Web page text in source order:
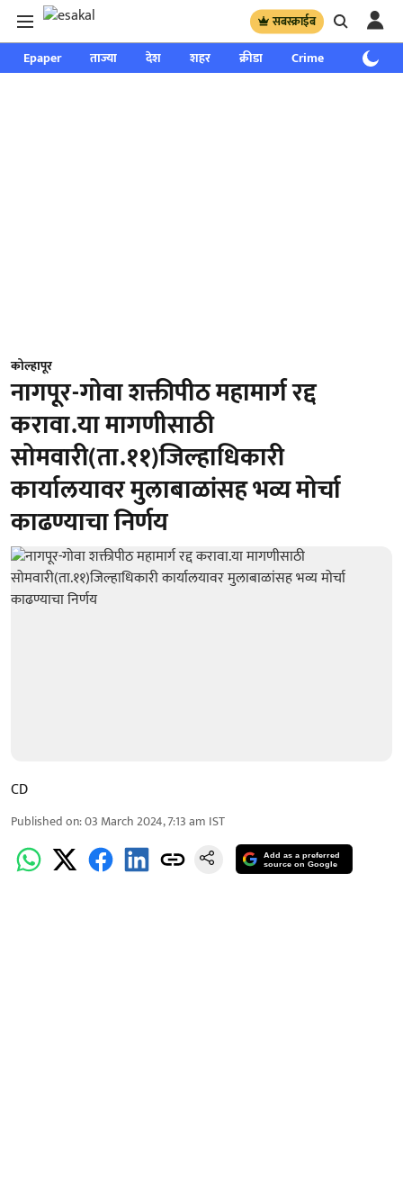
सबस्क्राईब
Epaper ताज्या देश शहर क्रीडा Crime साप्ताहिक
कोल्हापूर
नागपूर-गोवा शक्तीपीठ महामार्ग रद्द
करावा.या मागणीसाठी
सोमवारी(ता.११)जिल्हाधिकारी
कार्यालयावर मुलाबाळांसह भव्य मोर्चा
काढण्याचा निर्णय
CD
Published on:03 March 2024, 7:13 am IST
Add as a preferred
source on Google